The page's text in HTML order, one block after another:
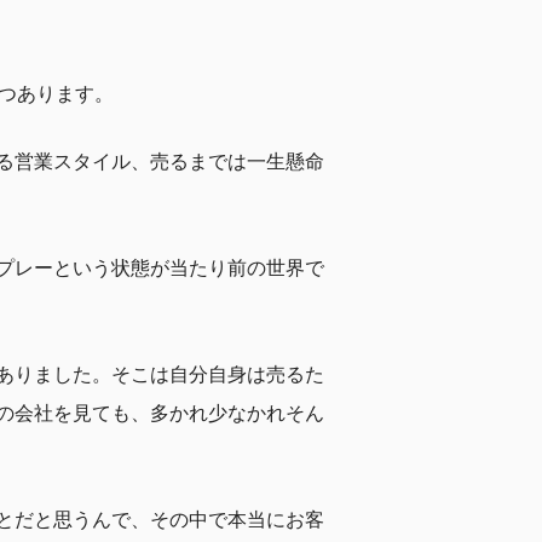
あります。
営業スタイル、売るまでは一生懸命
レーという状態が当たり前の世界で
りました。そこは自分自身は売るた
会社を見ても、多かれ少なかれそん
だと思うんで、その中で本当にお客